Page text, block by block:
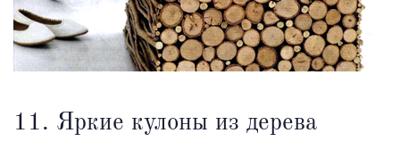
11. Яркие кулоны из дерева